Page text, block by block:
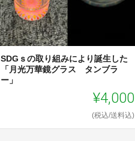
SDGｓの取り組みにより誕生した
「月光万華鏡グラス タンブラ
ー」
¥4,000
(税込/送料込)